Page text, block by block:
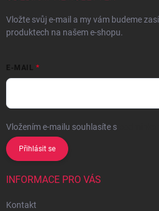
Vložte svůj e-mail a my vám budeme
produktech na našem e-shopu.
E-MAIL
Vložením e-mailu souhlasíte s
Přihlásit se
INFORMACE PRO VÁS
Kontakt